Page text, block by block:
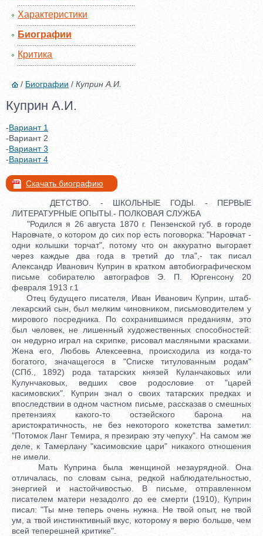
Характеристики
Биографии
Критика
/ Биографии / Куприн А.И.
Куприн А.И.
-Вариант 1
-Вариант 2
-Вариант 3
-Вариант 4
Скачать биографию
ДЕТСТВО. - ШКОЛЬНЫЕ ГОДЫ. - ПЕРВЫЕ
ЛИТЕРАТУРНЫЕ ОПЫТЫ.- ПОЛКОВАЯ СЛУЖБА
"Родился я 26 августа 1870 г. Пензенской губ. в городе
Наровчате, о котором до сих пор есть поговорка: "Наровчат -
одни колышки торчат", потому что он аккуратно выгорает
через каждые два года в третий до тла",- так писал
Александр Иванович Куприн в кратком автобиографическом
письме собирателю автографов Э. П. Юргенсону 20
февраля 1913 г.1
Отец будущего писателя, Иван Иванович Куприн, штаб-
лекарский сын, был мелким чиновником, письмоводителем у
мирового посредника. По сохранившимся преданиям, это
был человек, не лишенный художественных способностей:
он недурно играл на скрипке, рисовал масляными красками.
Жена его, Любовь Алексеевна, происходила из когда-то
богатого, значащегося в "Списке титулованным родам"
(СПб., 1892) рода татарских князей Куланчаковых или
Кулунчаковых, ведших свое родословие от "царей
касимовских". Куприн знал о своих татарских предках и
впоследствии в одном частном письме, рассказав о смешных
претензиях какого-то остзейского барона на
аристократичность, не без некоторого кокетства заметил:
"Потомок Ланг Темира, я презираю эту чепуху". На самом же
деле, к Тамерлану "касимовские цари" никакого отношения
не имели.
Мать Куприна была женщиной незаурядной. Она
отличалась, по словам сына, редкой наблюдательностью,
энергией и настойчивостью. В письме, отправленном
писателем матери незадолго до ее смерти (1910), Куприн
писал: "Ты мне теперь очень нужна. Не твой опыт, не твой
ум, а твой инстинктивный вкус, которому я верю больше, чем
всей теперешней критике".